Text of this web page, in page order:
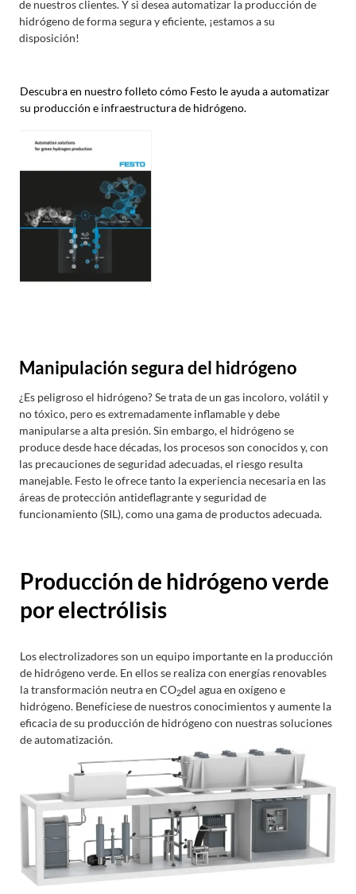
de nuestros clientes. Y si desea automatizar la producción de
hidrógeno de forma segura y eficiente, ¡estamos a su
disposición!
Descubra en nuestro folleto cómo Festo le ayuda a automatizar
su producción e infraestructura de hidrógeno.
Manipulación segura del hidrógeno
¿Es peligroso el hidrógeno? Se trata de un gas incoloro, volátil y
no tóxico, pero es extremadamente inflamable y debe
manipularse a alta presión. Sin embargo, el hidrógeno se
produce desde hace décadas, los procesos son conocidos y, con
las precauciones de seguridad adecuadas, el riesgo resulta
manejable. Festo le ofrece tanto la experiencia necesaria en las
áreas de protección antideflagrante y seguridad de
funcionamiento (SIL), como una gama de productos adecuada.
Producción de hidrógeno verde
por electrólisis
Los electrolizadores son un equipo importante en la producción
de hidrógeno verde. En ellos se realiza con energías renovables
la transformación neutra en CO2del agua en oxígeno e
hidrógeno. Benefíciese de nuestros conocimientos y aumente la
eficacia de su producción de hidrógeno con nuestras soluciones
de automatización.